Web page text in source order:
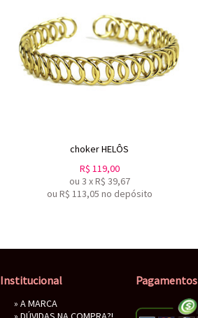
choker HELÔS
R$ 119,00
ou 3 xR$ 39,67
ou R$ 113,05 no depósito
Institucional
» A MARCA
Pagamentos